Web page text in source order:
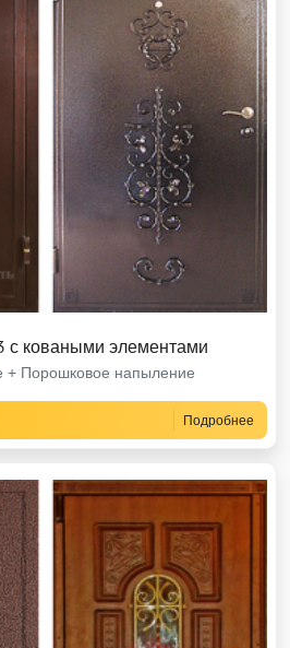
с коваными элементами
+ Порошковое напыление
Подробнее